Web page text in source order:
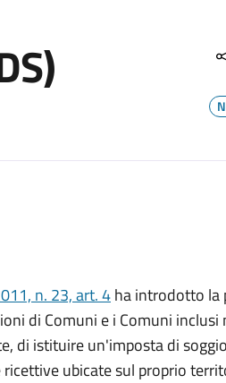
n. 23, art. 4ha introdotto la
di Comuni e i Comuni
di istituire un'imposta di
ubicate sul proprio